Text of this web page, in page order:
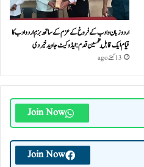
اردو زبان و ادب کے فروغ کے عزم کے ساتھ بزمِ اردو ادب کا
قیام ایک قابلِ تحسین قدم : ایڈوکیٹ جاوید خیردی
13 گھنٹے ago
Join Now
Join Now